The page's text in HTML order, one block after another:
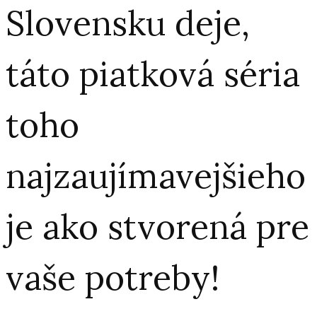
Slovensku deje,
táto piatková séria
toho
najzaujímavejšieho
je ako stvorená pre
vaše potreby!